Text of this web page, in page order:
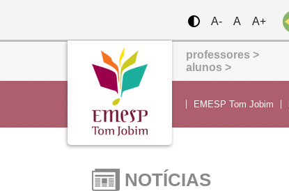
A- A A+
professores >
alunos >
EMESP Tom Jobim
NOTÍCIAS